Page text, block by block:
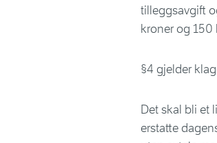
tilleggsavgift
kroner og 150
§4 gjelder
Det skal bli et
erstatte